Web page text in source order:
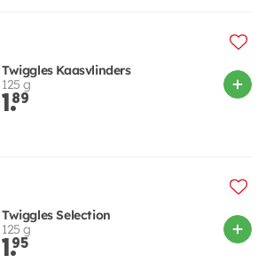
Twiggles Kaasvlinders
125 g
1.89
Twiggles Selection
125 g
1.95